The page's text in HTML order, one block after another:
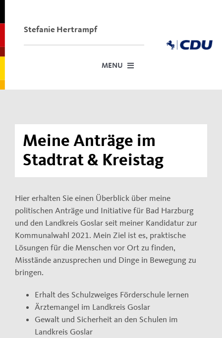
contentStefanie Hertrampf
MENU
Dafür stehe ich
Termine vor Ort
Neuigkeiten
Kontakt
Datenschutzerklärung
Meine Anträge im
Stadtrat & Kreistag
Hier erhalten Sie einen Überblick über meine
politischen Anträge und Initiative für Bad Harzburg
und den Landkreis Goslar seit meiner Kandidatur zur
Kommunalwahl 2021. Mein Ziel ist es, praktische
Lösungen für die Menschen vor Ort zu finden,
Misstände anzusprechen und Dinge in Bewegung zu
bringen.
Erhalt des Schulzweiges Förderschule lernen
Ärztemangel im Landkreis Goslar
Gewalt und Sicherheit an den Schulen im
Landkreis Goslar